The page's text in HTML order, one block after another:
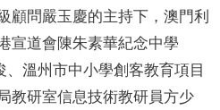
顧問嚴玉慶的主持下，澳門利
宣道會陳朱素華紀念中學
溫州市中小學創客教育項目
教研室信息技術教研員方少